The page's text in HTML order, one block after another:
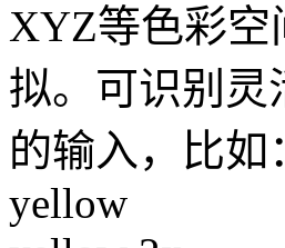
XYZ等色彩空
拟。可识别灵
的输入，比如
yellow